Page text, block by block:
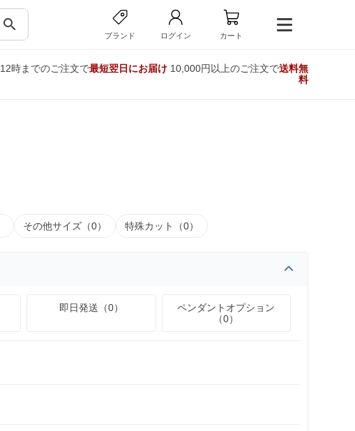
search
ブランド ログイン カート
12時までのご注文で最短翌日にお届け10,000円以上のご注文で送料無
料
その他サイズ（0） 特殊カット（0）
即日発送（0）
ペンダントオプション
（0）